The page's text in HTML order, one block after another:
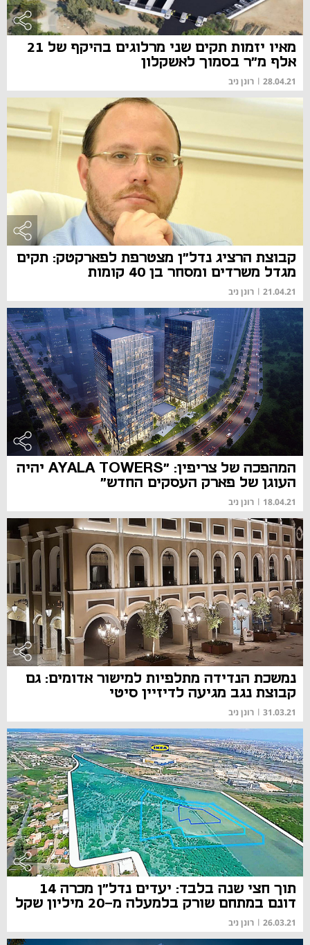
מאיו יזמות תקים שני מרלוגים בהיקף של 21
אלף מ"ר בסמוך לאשקלון
28.04.21
| רונן ניב
קבוצת הרציג נדל"ן מצטרפת לפארקטק: תקים
מגדל משרדים ומסחר בן 40 קומות
21.04.21
| רונן ניב
המהפכה של צריפין: "AYALA TOWERS יהיה
העוגן של פארק העסקים החדש"
18.04.21
| רונן ניב
נמשכת הנדידה מתלפיות למישור אדומים: גם
קבוצת נגב מגיעה לדיזיין סיטי
31.03.21
| רונן ניב
תוך חצי שנה בלבד: יעדים נדל"ן מכרה 14
דונם במתחם שורק בלמעלה מ-20 מיליון שקל
26.03.21
| רונן ניב